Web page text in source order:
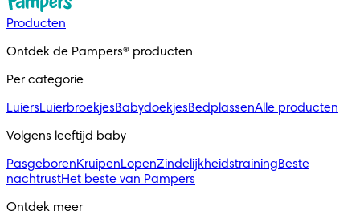
Producten
Ontdek de Pampers® producten
Per categorie
LuiersLuierbroekjesBabydoekjesBedplassenAlle producten
Volgens leeftijd baby
PasgeborenKruipenLopenZindelijkheidstrainingBeste
nachtrustHet beste van Pampers
Ontdek meer